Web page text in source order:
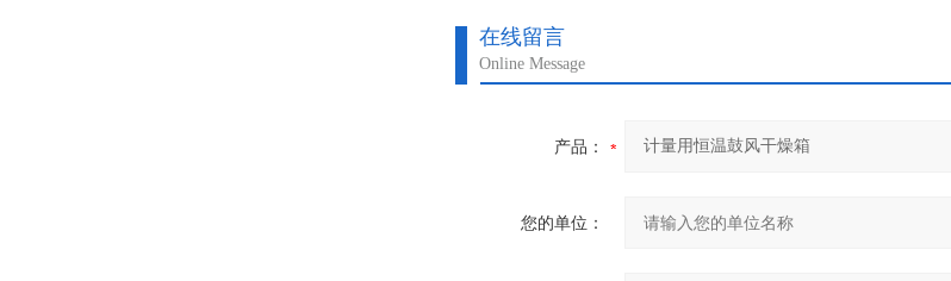
在线留言
Online Message
产品：
您的单位：